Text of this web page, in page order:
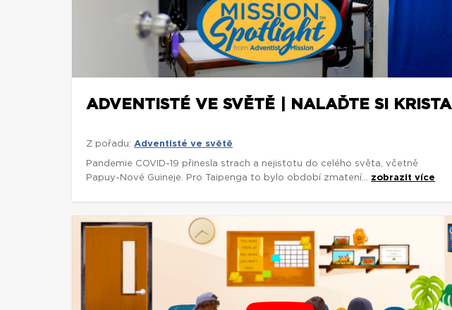
ADVENTISTÉ VE SVĚTĚ | NALAĎTE SI KRISTA
Z pořadu: Adventisté ve světě
Pandemie COVID-19 přinesla strach a nejistotu do celého světa, včetně
Papuy-Nové Guineje. Pro Taipenga to bylo období zmatení... zobrazit více